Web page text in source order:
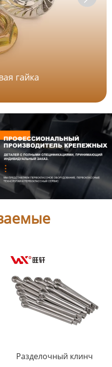
гайка
Разделочный клинч